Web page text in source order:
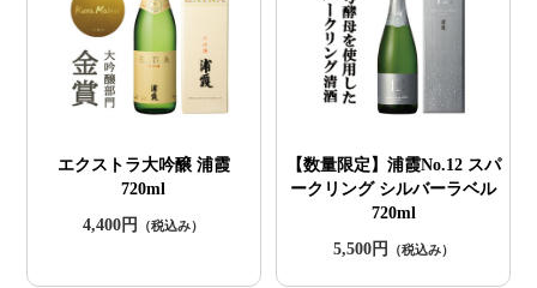
エクストラ大吟醸 浦霞
720ml
4,400円
（税込み）
【数量限定】浦霞No.12 スパ
ークリング シルバーラベル
720ml
5,500円
（税込み）